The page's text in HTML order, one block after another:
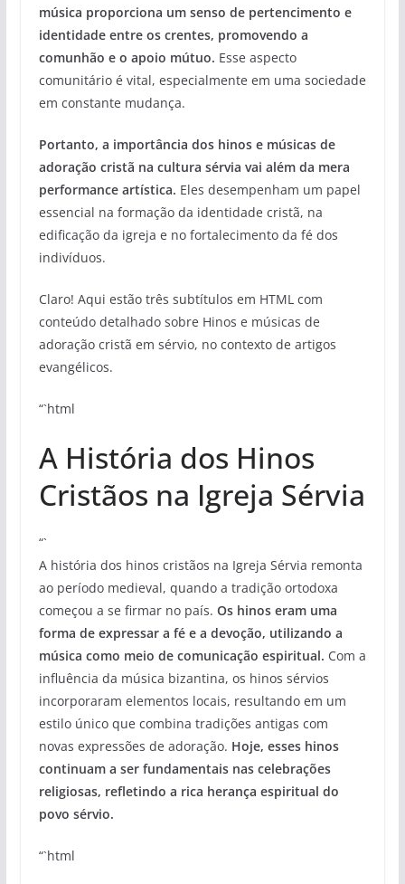
música proporciona um senso de pertencimento e
identidade entre os crentes, promovendo a
comunhão e o apoio mútuo. Esse aspecto
comunitário é vital, especialmente em uma sociedade
em constante mudança.
Portanto, a importância dos hinos e músicas de
adoração cristã na cultura sérvia vai além da mera
performance artística. Eles desempenham um papel
essencial na formação da identidade cristã, na
edificação da igreja e no fortalecimento da fé dos
indivíduos.
Claro! Aqui estão três subtítulos em HTML com
conteúdo detalhado sobre Hinos e músicas de
adoração cristã em sérvio, no contexto de artigos
evangélicos.
“`html
A História dos Hinos
Cristãos na Igreja Sérvia
“`
A história dos hinos cristãos na Igreja Sérvia remonta
ao período medieval, quando a tradição ortodoxa
começou a se firmar no país. Os hinos eram uma
forma de expressar a fé e a devoção, utilizando a
música como meio de comunicação espiritual. Com a
influência da música bizantina, os hinos sérvios
incorporaram elementos locais, resultando em um
estilo único que combina tradições antigas com
novas expressões de adoração. Hoje, esses hinos
continuam a ser fundamentais nas celebrações
religiosas, refletindo a rica herança espiritual do
povo sérvio.
“`html